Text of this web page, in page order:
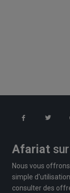
Afariat
Nous vous
simple
consulter des